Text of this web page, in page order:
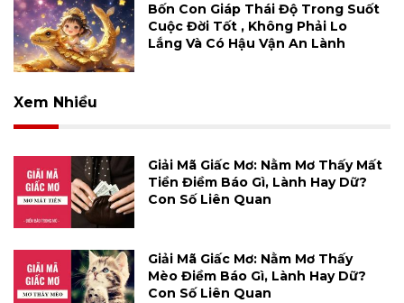
Bốn Con Giáp Thái Độ Trong Suốt
Cuộc Đời Tốt , Không Phải Lo
Lắng Và Có Hậu Vận An Lành
Xem Nhiều
Giải Mã Giấc Mơ: Nằm Mơ Thấy Mất
Tiền Điềm Báo Gì, Lành Hay Dữ?
Con Số Liên Quan
Giải Mã Giấc Mơ: Nằm Mơ Thấy
Mèo Điềm Báo Gì, Lành Hay Dữ?
Con Số Liên Quan